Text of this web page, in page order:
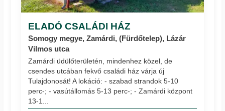
ELADÓ CSALÁDI HÁZ
Somogy megye, Zamárdi, (Fürdőtelep), Lázár
Vilmos utca
Zamárdi üdülőterületén, mindenhez közel, de
csendes utcában fekvő családi ház várja új
Tulajdonosát! A lokáció: - szabad strandok 5-10
perc-; - vasútállomás 5-13 perc-; - Zamárdi központ
13-1...